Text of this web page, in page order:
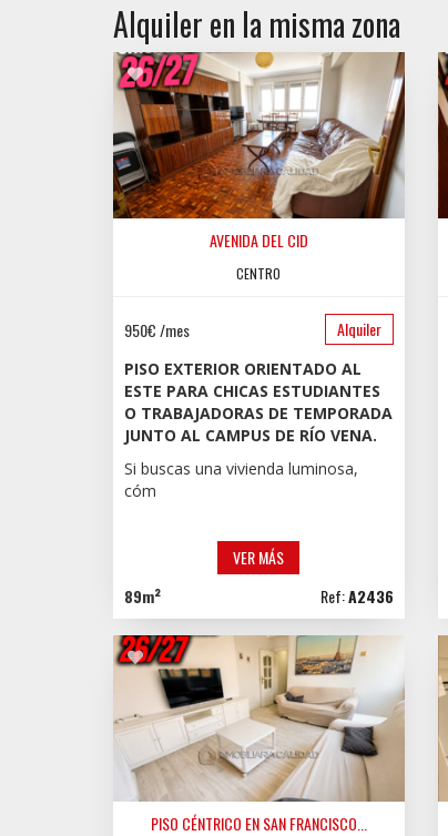
Alquiler en la misma zona
AVENIDA DEL CID
CENTRO
950€ /mes Alquiler
PISO EXTERIOR ORIENTADO AL
ESTE PARA CHICAS ESTUDIANTES
O TRABAJADORAS DE TEMPORADA
JUNTO AL CAMPUS DE RÍO VENA.
Si buscas una vivienda luminosa,
cóm
VER MÁS
89m²
Ref:A2436
PISO CÉNTRICO EN SAN FRANCISCO...